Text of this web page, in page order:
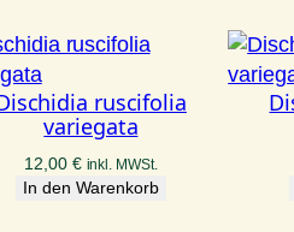
ruscifolia
variegata
12,00 € inkl. MWSt.
In den Warenkorb